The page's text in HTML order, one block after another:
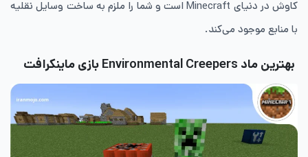
کاوش در دنیای Minecraft است و شما را ملزم به ساخت وسایل نقلیه
با منابع موجود می‌کند.
بهترین ماد Environmental Creepers بازی ماینکرافت